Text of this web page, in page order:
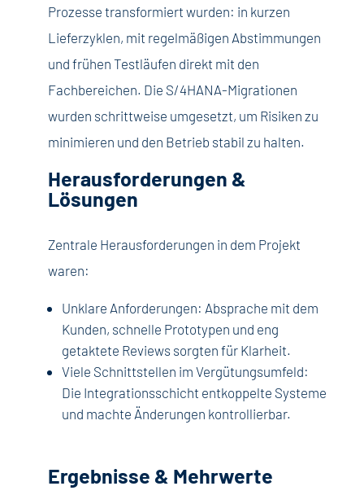
Prozesse transformiert wurden: in kurzen
Lieferzyklen, mit regelmäßigen Abstimmungen
und frühen Testläufen direkt mit den
Fachbereichen. Die S/4HANA-Migrationen
wurden schrittweise umgesetzt, um Risiken zu
minimieren und den Betrieb stabil zu halten.
Herausforderungen &
Lösungen
Zentrale Herausforderungen in dem Projekt
waren:
Unklare Anforderungen: Absprache mit dem
Kunden, schnelle Prototypen und eng
getaktete Reviews sorgten für Klarheit.
Viele Schnittstellen im Vergütungsumfeld:
Die Integrationsschicht entkoppelte Systeme
und machte Änderungen kontrollierbar.
Ergebnisse & Mehrwerte